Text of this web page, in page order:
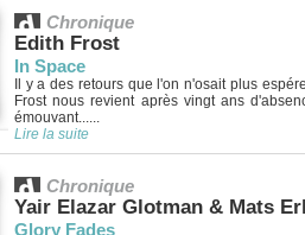
Chronique
Edith Frost
In Space
Il y a des retours que l'on n'osait plus
Frost nous revient après vingt ans
émouvant......
Lire la suite
Chronique
Yair Elazar Glotman & Mats
Glory Fades